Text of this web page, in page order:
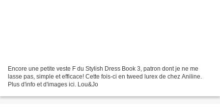
Encore une petite veste F du Stylish Dress Book 3, patron dont je ne me
lasse pas, simple et efficace! Cette fois-ci en tweed lurex de chez Aniline.
Plus d'info et d'images ici. Lou&Jo